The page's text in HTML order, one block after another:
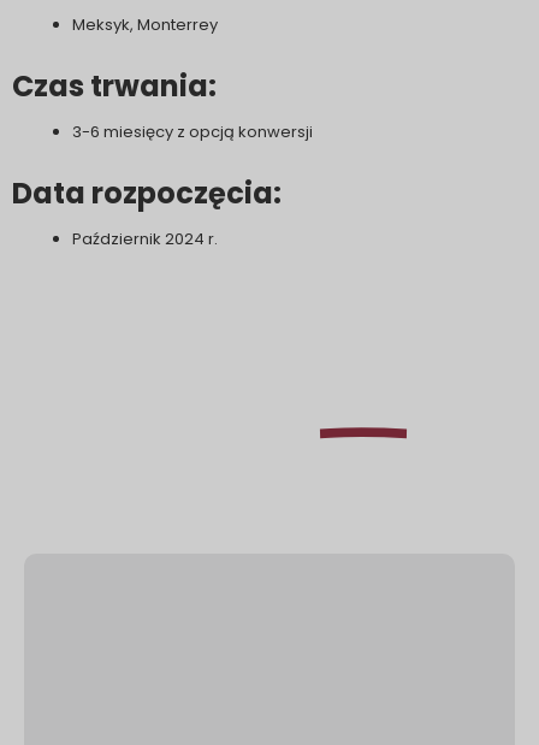
Meksyk, Monterrey
Czas trwania:
3-6 miesięcy z opcją konwersji
Data rozpoczęcia:
Październik 2024 r.
tymczasowy kierownik